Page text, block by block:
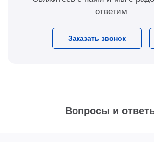
ответим
Заказать звонок
Вопросы и